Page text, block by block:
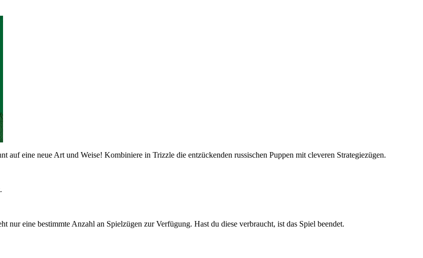
eine neue Art und Weise! Kombiniere in Trizzle die entzückenden russischen Puppen mit cleveren Strategiezügen.
nur eine bestimmte Anzahl an Spielzügen zur Verfügung. Hast du diese verbraucht, ist das Spiel beendet.